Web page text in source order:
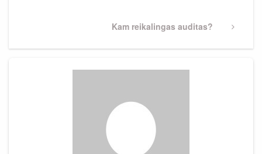
Next
Kam reikalingas auditas?